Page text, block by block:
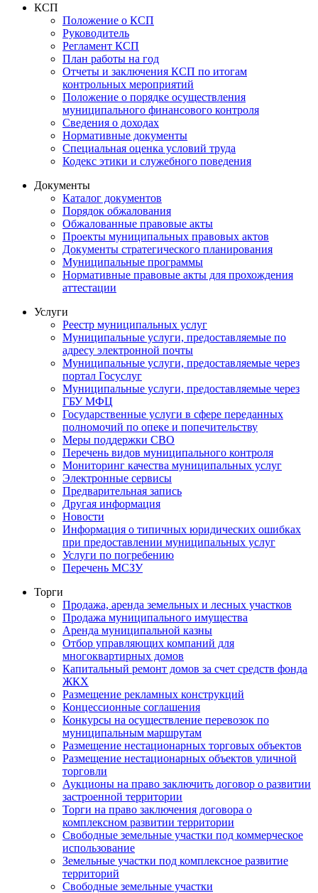
КСП
Положение о КСП
Руководитель
Регламент КСП
План работы на год
Отчеты и заключения КСП по итогам
контрольных мероприятий
Положение о порядке осуществления
муниципального финансового контроля
Сведения о доходах
Нормативные документы
Специальная оценка условий труда
Кодекс этики и служебного поведения
Документы
Каталог документов
Порядок обжалования
Обжалованные правовые акты
Проекты муниципальных правовых актов
Документы стратегического планирования
Муниципальные программы
Нормативные правовые акты для прохождения
аттестации
Услуги
Реестр муниципальных услуг
Муниципальные услуги, предоставляемые по
адресу электронной почты
Муниципальные услуги, предоставляемые через
портал Госуслуг
Муниципальные услуги, предоставляемые через
ГБУ МФЦ
Государственные услуги в сфере переданных
полномочий по опеке и попечительству
Меры поддержки СВО
Перечень видов муниципального контроля
Мониторинг качества муниципальных услуг
Электронные сервисы
Предварительная запись
Другая информация
Новости
Информация о типичных юридических ошибках
при предоставлении муниципальных услуг
Услуги по погребению
Перечень МСЗУ
Торги
Продажа, аренда земельных и лесных участков
Продажа муниципального имущества
Аренда муниципальной казны
Отбор управляющих компаний для
многоквартирных домов
Капитальный ремонт домов за счет средств фонда
ЖКХ
Размещение рекламных конструкций
Концессионные соглашения
Конкурсы на осуществление перевозок по
муниципальным маршрутам
Размещение нестационарных торговых объектов
Размещение нестационарных объектов уличной
торговли
Аукционы на право заключить договор о развитии
застроенной территории
Торги на право заключения договора о
комплексном развитии территории
Свободные земельные участки под коммерческое
использование
Земельные участки под комплексное развитие
территорий
Свободные земельные участки